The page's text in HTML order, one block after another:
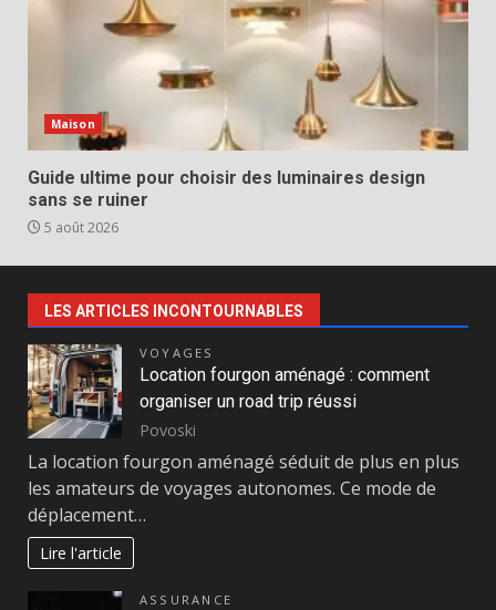
Maison
Guide ultime pour choisir des luminaires design
sans se ruiner
5 août 2026
LES ARTICLES INCONTOURNABLES
VOYAGES
Location fourgon aménagé : comment
organiser un road trip réussi
Povoski
La location fourgon aménagé séduit de plus en plus
les amateurs de voyages autonomes. Ce mode de
déplacement…
Lire l'article
ASSURANCE